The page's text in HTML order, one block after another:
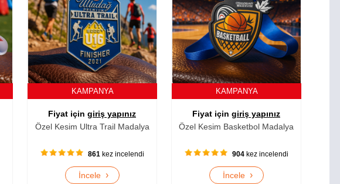
KAMPANYA
Fiyat için giriş yapınız
Özel Kesim Ultra Trail Madalya
861kez incelendi
İncele ›
KAMPANYA
Fiyat için giriş yapınız
Özel Kesim Basketbol Madalya
904kez incelendi
İncele ›